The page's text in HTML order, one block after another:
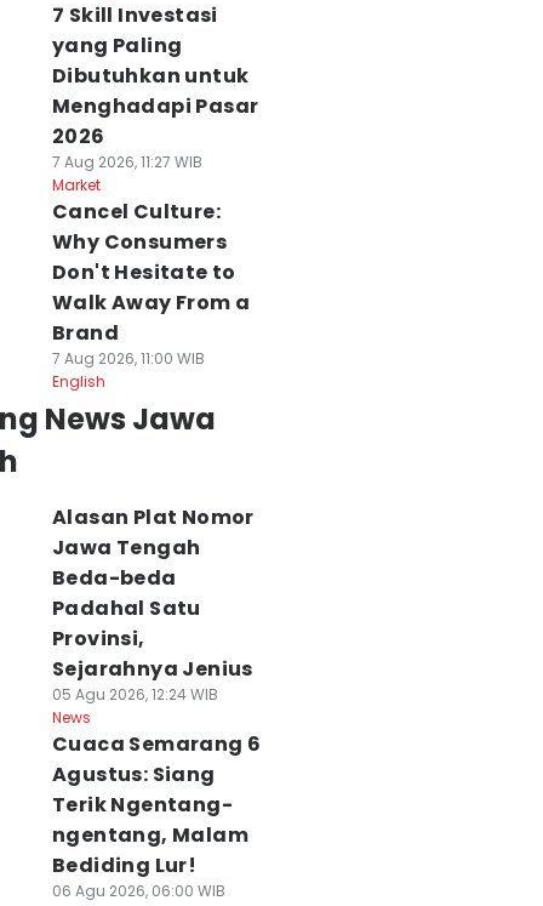
7 Skill Investasi
yang Paling
Dibutuhkan untuk
Menghadapi Pasar
2026
7 Aug 2026, 11:27 WIB
Market
Cancel Culture:
Why Consumers
Don't Hesitate to
Walk Away From a
Brand
7 Aug 2026, 11:00 WIB
English
News Jawa
Alasan Plat Nomor
Jawa Tengah
Beda-beda
Padahal Satu
Provinsi,
Sejarahnya Jenius
05 Agu 2026, 12:24 WIB
News
Cuaca Semarang 6
Agustus: Siang
Terik Ngentang-
ngentang, Malam
Bediding Lur!
06 Agu 2026, 06:00 WIB